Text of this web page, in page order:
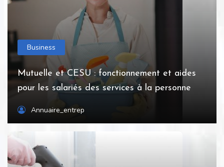
Business
Mutuelle et CESU : fonctionnement et aides
pour les salariés des services à la personne
Annuaire_entrep